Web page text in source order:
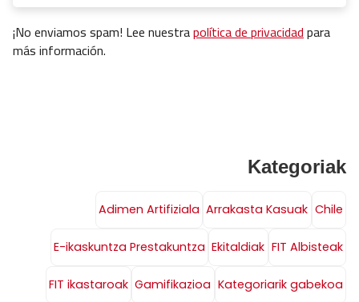
¡No enviamos spam! Lee nuestrapolítica de privacidadpara
más información.
Kategoriak
Adimen Artifiziala Arrakasta Kasuak Chile
E-ikaskuntza Prestakuntza Ekitaldiak FIT Albisteak
FIT ikastaroak Gamifikazioa Kategoriarik gabekoa